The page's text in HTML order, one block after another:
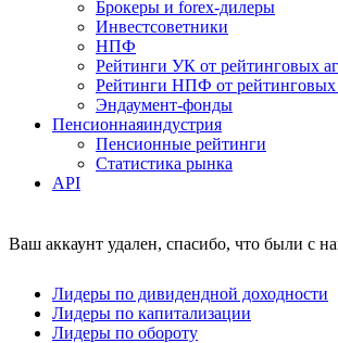
Брокеры и forex-дилеры
Инвестсоветники
НПФ
Рейтинги УК от рейтинговых
Рейтинги НПФ от рейтинговых
Эндаумент-фонды
Пенсионнаяиндустрия
Пенсионные рейтинги
Статистика рынка
API
Ваш аккаунт удален, спасибо, что были с
Лидеры по дивидендной доходности
Лидеры по капитализации
Лидеры по обороту